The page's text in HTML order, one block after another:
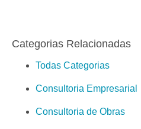
Categorias Relacionadas
Todas Categorias
Consultoria Empresarial
Consultoria de Obras